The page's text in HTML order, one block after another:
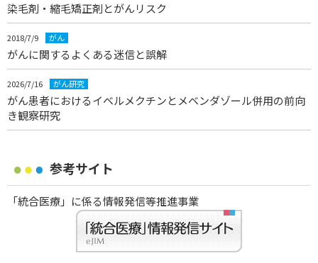
染毛剤・縮毛矯正剤とがんリスク
2018/7/9 がん
がんに関するよくある迷信と誤解
2026/7/16 がん研究
がん患者におけるイベルメクチンとメベンダゾール併用の前向
き観察研究
参考サイト
「統合医療」に係る情報発信等推進事業